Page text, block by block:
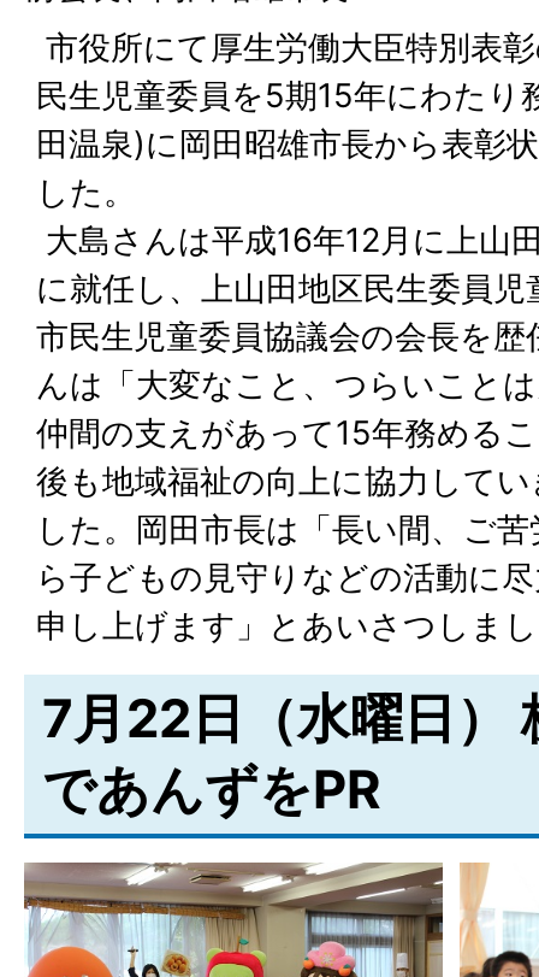
市役所にて厚生労働大臣特別表
民生児童委員を5期15年にわたり
田温泉)に岡田昭雄市長から表彰
した。
大島さんは平成16年12月に上山
に就任し、上山田地区民生委員
市民生児童委員協議会の会長を
んは「大変なこと、つらいこと
仲間の支えがあって15年務める
後も地域福祉の向上に協力して
した。岡田市長は「長い間、ご
ら子どもの見守りなどの活動に
申し上げます」とあいさつしま
7月22日（水曜日）
であんずをPR